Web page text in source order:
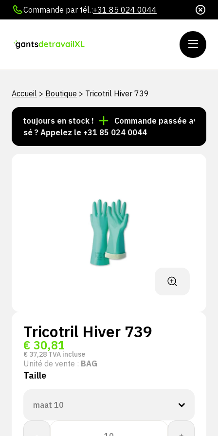
Commande par tél.:+31 85 024 0044
Accueil > Boutique > Tricotril Hiver 739
toujours en stock !
Commande passée avant 15
? Appelez le +31 85 024 0044
Tricotril Hiver 739
€ 30,81
€ 37,28 TVA incluse
Unité de vente : BAG
Taille
quantité